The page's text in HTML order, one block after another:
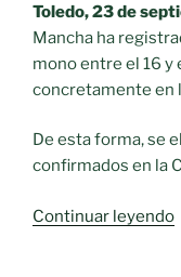
Toledo, 23 de
Mancha ha
mono entre el 16 y
concretamente en
De esta forma, se
confirmados en la
Continuar leyendo